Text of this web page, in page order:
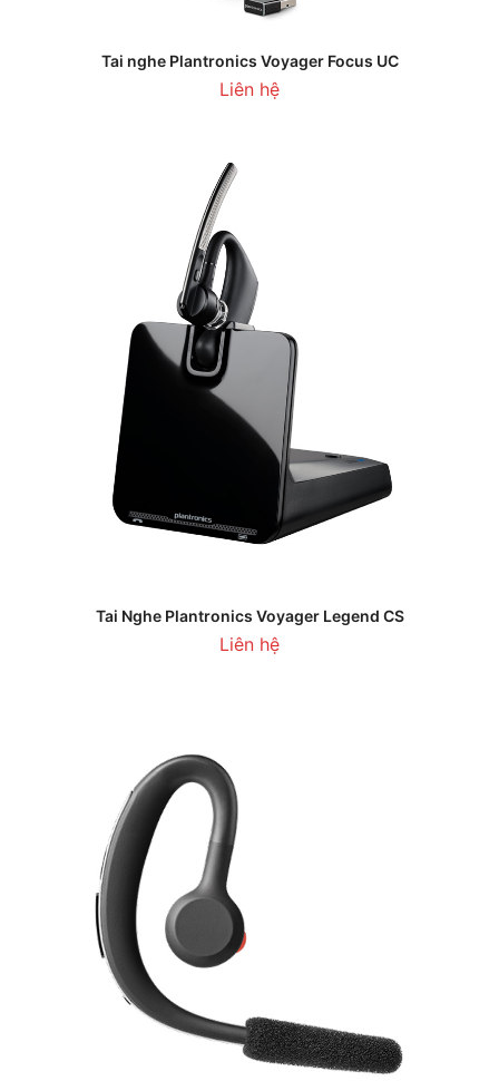
Tai nghe Plantronics Voyager Focus UC
Liên hệ
Tai Nghe Plantronics Voyager Legend CS
Liên hệ